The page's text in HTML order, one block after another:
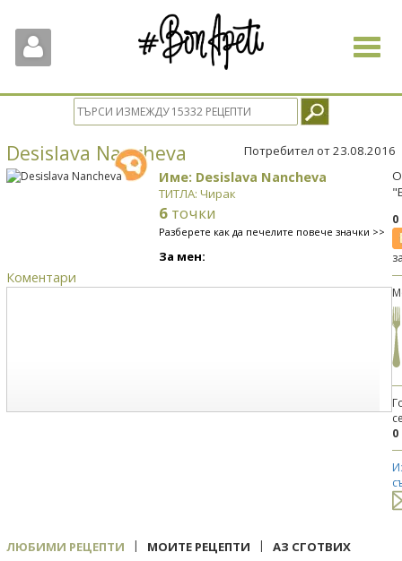
Toggle
Desislava Nancheva Потребител от 23.08.2016
Име: Desislava Nancheva
ТИТЛА: Чирак
6 точки
Разберете как да печелите повече значки >>
За мен:
Коментари
0
ЛЮБИМИ РЕЦЕПТИ | МОИТЕ РЕЦЕПТИ | АЗ СГОТВИХ